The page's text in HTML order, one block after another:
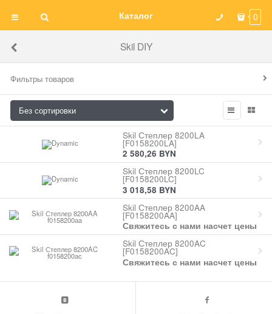
Каталог 0
Skil DIY
Фильтры товаров
Skil Степлер 8200LA
[F0158200LA]
2 580,26 BYN
Skil Степлер 8200LC
[F0158200LC]
3 018,58 BYN
Skil Степлер 8200AA
[F0158200AA]
Свяжитесь с нами насчет цены
Skil Степлер 8200AC
[F0158200AC]
Свяжитесь с нами насчет цены